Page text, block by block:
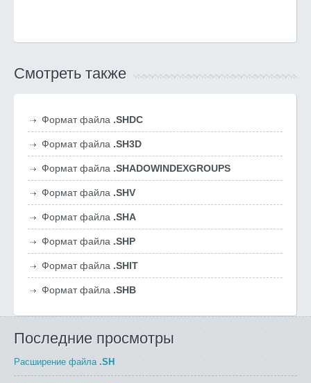
Смотреть также
Формат файла .SHDC
Формат файла .SH3D
Формат файла .SHADOWINDEXGROUPS
Формат файла .SHV
Формат файла .SHA
Формат файла .SHP
Формат файла .SHIT
Формат файла .SHB
Последние просмотры
Расширение файла .SH